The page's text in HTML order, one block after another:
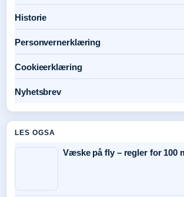
Historie
Personvernerklæring
Cookieerklæring
Nyhetsbrev
LES OGSA
Væske på fly – regler for 100